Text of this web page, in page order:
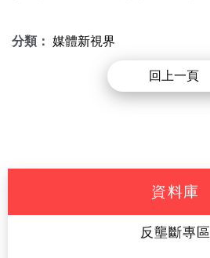
分類： 媒體新視界
回上一頁
資料庫
反壟斷專區